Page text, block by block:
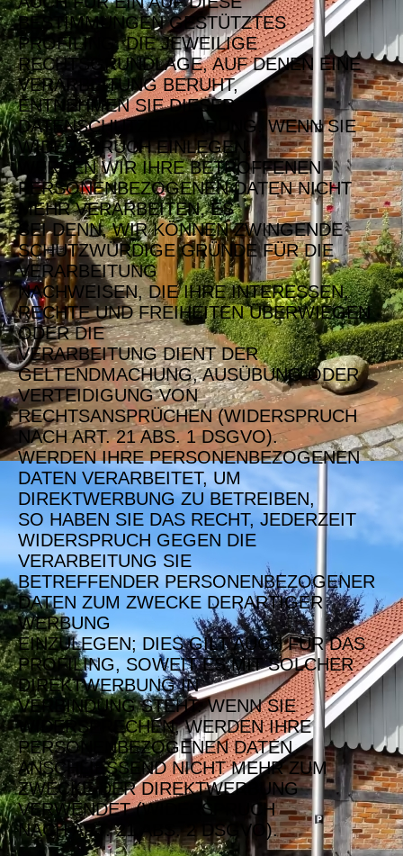
BESTIMMUNGEN GESTÜTZTES
PROFILING. DIE JEWEILIGE
RECHTSGRUNDLAGE, AUF DENEN EINE
VERARBEITUNG BERUHT,
ENTNEHMEN SIE DIESER
DATENSCHUTZERKLÄRUNG. WENN SIE
WIDERSPRUCH EINLEGEN,
WERDEN WIR IHRE BETROFFENEN
PERSONENBEZOGENEN DATEN NICHT
MEHR VERARBEITEN, ES
SEI DENN, WIR KÖNNEN ZWINGENDE
SCHUTZWÜRDIGE GRÜNDE FÜR DIE
VERARBEITUNG
NACHWEISEN, DIE IHRE INTERESSEN,
RECHTE UND FREIHEITEN ÜBERWIEGEN
ODER DIE
VERARBEITUNG DIENT DER
GELTENDMACHUNG, AUSÜBUNG ODER
VERTEIDIGUNG VON
RECHTSANSPRÜCHEN (WIDERSPRUCH
NACH ART. 21 ABS. 1 DSGVO).
WERDEN IHRE PERSONENBEZOGENEN
DATEN VERARBEITET, UM
DIREKTWERBUNG ZU BETREIBEN,
SO HABEN SIE DAS RECHT, JEDERZEIT
WIDERSPRUCH GEGEN DIE
VERARBEITUNG SIE
BETREFFENDER PERSONENBEZOGENER
DATEN ZUM ZWECKE DERARTIGER
WERBUNG
EINZULEGEN; DIES GILT AUCH FÜR DAS
PROFILING, SOWEIT ES MIT SOLCHER
DIREKTWERBUNG IN
VERBINDUNG STEHT. WENN SIE
WIDERSPRECHEN, WERDEN IHRE
PERSONENBEZOGENEN DATEN
ANSCHLIESSEND NICHT MEHR ZUM
ZWECKE DER DIREKTWERBUNG
VERWENDET (WIDERSPRUCH
NACH ART. 21 ABS. 2 DSGVO).